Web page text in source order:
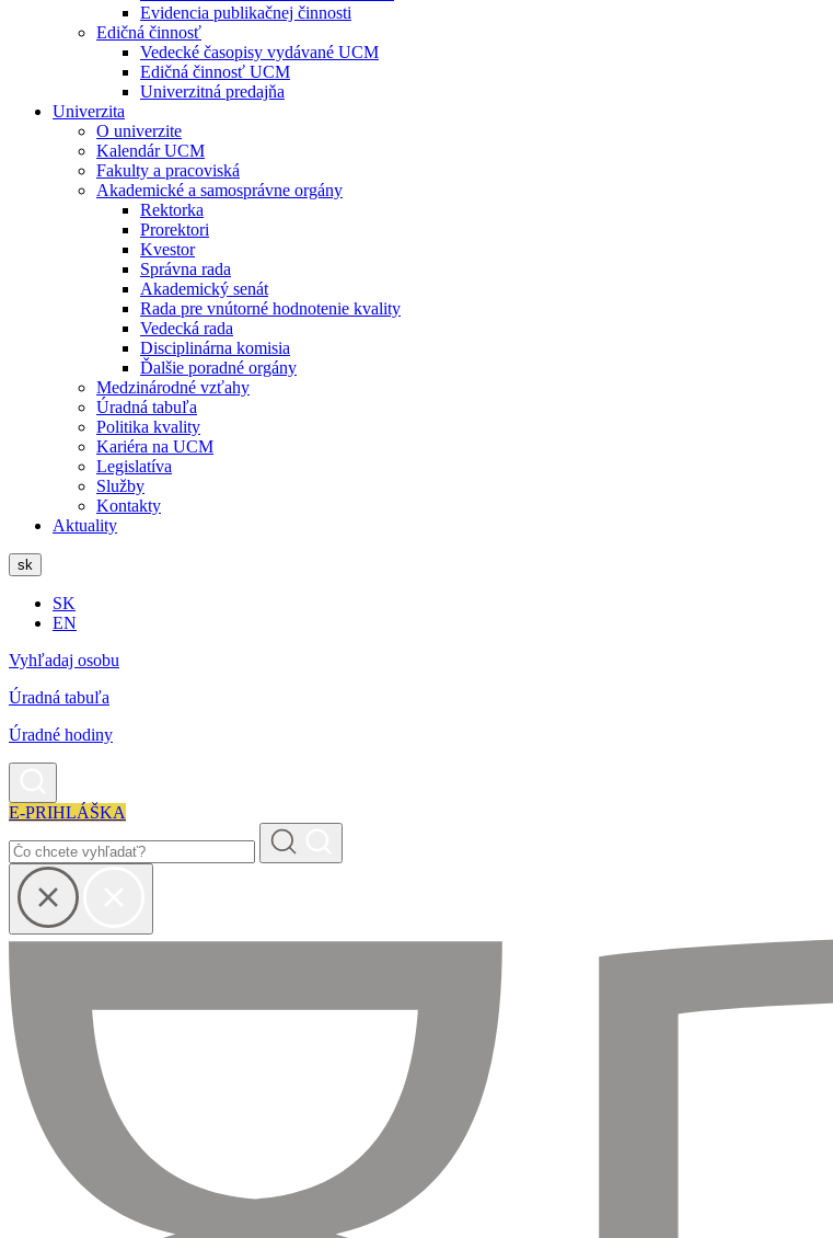
Evidencia publikačnej činnosti
Edičná činnosť
Vedecké časopisy vydávané UCM
Edičná činnosť UCM
Univerzitná predajňa
Univerzita
O univerzite
Kalendár UCM
Fakulty a pracoviská
Akademické a samosprávne orgány
Rektorka
Prorektori
Kvestor
Správna rada
Akademický senát
Rada pre vnútorné hodnotenie kvality
Vedecká rada
Disciplinárna komisia
Ďalšie poradné orgány
Medzinárodné vzťahy
Úradná tabuľa
Politika kvality
Kariéra na UCM
Legislatíva
Služby
Kontakty
Aktuality
sk
SK
EN
Vyhľadaj osobu
Úradná tabuľa
Úradné hodiny
E-PRIHLÁŠKA